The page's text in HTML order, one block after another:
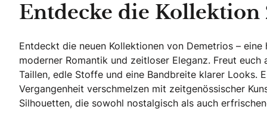
Entdecke die Kollektion
Entdeckt die neuen Kollektionen von Demetrios – eine
moderner Romantik und zeitloser Eleganz. Freut
Taillen, edle Stoffe und eine Bandbreite klarer Looks.
Vergangenheit verschmelzen mit zeitgenössischer
Silhouetten, die sowohl nostalgisch als auch